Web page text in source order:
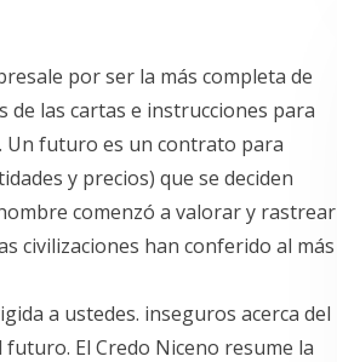
por ser la más completa de
de las cartas e instrucciones para
futuro es un contrato para
y precios) que se deciden
comenzó a valorar y rastrear
civilizaciones han conferido al más
a ustedes. inseguros acerca del
El Credo Niceno resume la